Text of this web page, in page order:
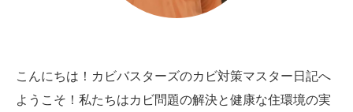
こんにちは！カビバスターズのカビ対策マスター日記へ
ようこそ！私たちはカビ問題の解決と健康な住環境の実